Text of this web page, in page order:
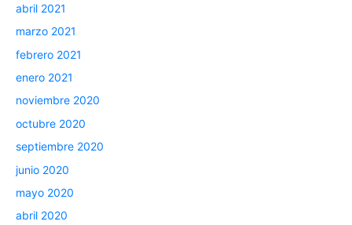
abril 2021
marzo 2021
febrero 2021
enero 2021
noviembre 2020
octubre 2020
septiembre 2020
junio 2020
mayo 2020
abril 2020